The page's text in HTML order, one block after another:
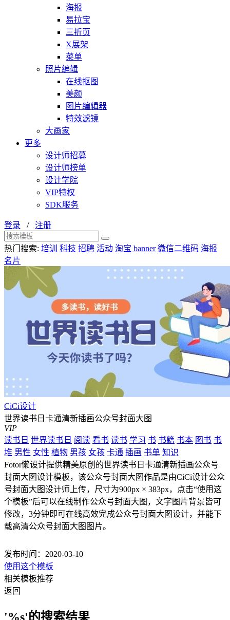
海报
易拉宝
三折页
X展架
菜单
照片编辑
在线抠图
美颜
图片编辑器
特效滤镜
大画家
更多
设计师招募
设计师榜单
设计学院
VIP特权
SDK服务
登录 / 注册
热门搜索: 培训 科技 招聘 活动 淘宝 banner 微信二维码 海报
名片
CiCi设计
世界读书日卡通清新插画公众号封面大图
VIP
读书日 世界读书日 阅读 看书 读书 学习 书 书籍 书本 图书 书
堆 男性 女性 植物 男孩 女孩 卡通 插画 书单 知识
Fotor懒设计提供精美原创的世界读书日卡通清新插画公众号
封面大图设计模板，该公众号封面大图作品是由CiCi设计公众
号封面大图设计师上传，尺寸为900px × 383px，点击“使用这
个模板”后可以在线制作公众号封面大图，文字图片背景皆可
修改，3分钟即可在线高效完成公众号封面大图设计，并能下
载高清公众号封面大图图片。
发布时间：2020-03-10
使用这个模板
相关模板推荐
返回
'%s'的搜索结果